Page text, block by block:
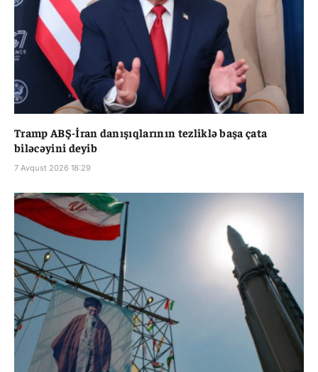
Tramp ABŞ-İran danışıqlarının tezliklə başa çata
biləcəyini deyib
7 Avqust 2026 18:29